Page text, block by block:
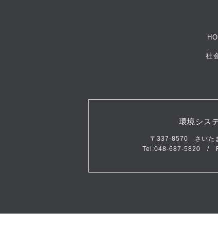
社
環境シス
〒337-8570 さいた
Tel:048-687-5820 /